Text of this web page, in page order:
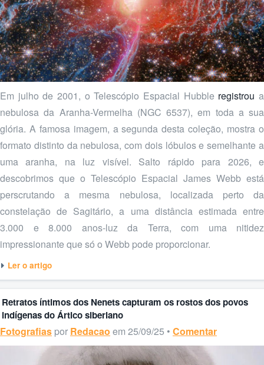
Em julho de 2001, o Telescópio Espacial Hubble registrou a
nebulosa da Aranha-Vermelha (NGC 6537), em toda a sua
glória. A famosa imagem, a segunda desta coleção, mostra o
formato distinto da nebulosa, com dois lóbulos e semelhante a
uma aranha, na luz visível. Salto rápido para 2026, e
descobrimos que o Telescópio Espacial James Webb está
perscrutando a mesma nebulosa, localizada perto da
constelação de Sagitário, a uma distância estimada entre
3.000 e 8.000 anos-luz da Terra, com uma nitidez
impressionante que só o Webb pode proporcionar.
Ler o artigo
Retratos íntimos dos Nenets capturam os rostos dos povos
indígenas do Ártico siberiano
Fotografias por Redacao em 25/09/25 • Comentar